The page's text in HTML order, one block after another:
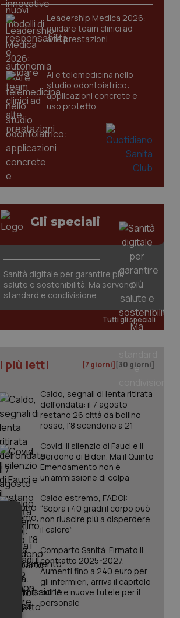
Leadership Medica 2026:
guidare team clinici ad
alte prestazioni
AI e telemedicina nello
studio odontoiatrico:
applicazioni concrete e
uso protetto
Gli speciali
Sanità digitale per garantire più
salute e sostenibilità. Ma servono
standard e condivisione
Tutti gli speciali
I più letti [7 giorni] [30 giorni]
Caldo, segnali di lenta ritirata
dell'ondata: il 7 agosto
restano 26 città da bollino
rosso, l'8 scendono a 21
Covid. Il silenzio di Fauci e il
perdono di Biden. Ma il Quinto
Emendamento non è
un’ammissione di colpa
Caldo estremo, FADOI:
“Sopra i 40 gradi il corpo può
non riuscire più a disperdere
il calore”
Comparto Sanità. Firmato il
contratto 2025-2027.
Aumenti fino a 240 euro per
gli infermieri, arriva il capitolo
sull'IA e nuove tutele per il
personale